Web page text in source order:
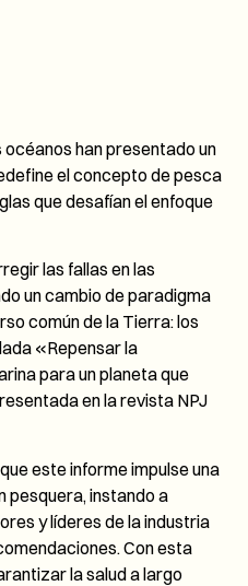
han presentado un
el concepto de pesca
que desafían el enfoque
las fallas en las
un cambio de paradigma
común de la Tierra: los
«Repensar la
para un planeta que
en la revista NPJ
este informe impulse una
pesquera, instando a
y líderes de la industria
Con esta
la salud a largo